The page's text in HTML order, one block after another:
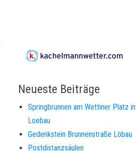
Neueste Beiträge
Springbrunnen am Wettiner Platz in
Loebau
Gedenkstein Brunnenstraße Löbau
Postdistanzsäulen